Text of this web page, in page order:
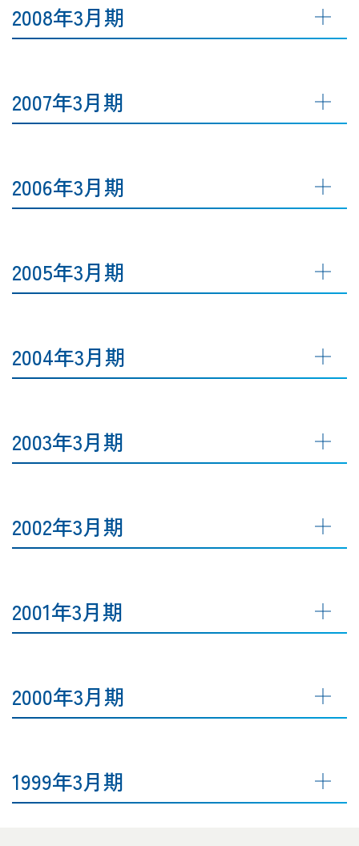
2008年3月期
2007年3月期
2006年3月期
2005年3月期
2004年3月期
2003年3月期
2002年3月期
2001年3月期
2000年3月期
1999年3月期